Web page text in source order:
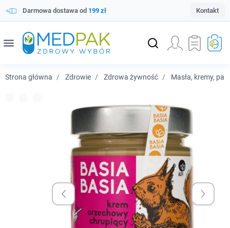
Darmowa dostawa od 199 zł Kontakt
menu
Strona główna Zdrowie Zdrowa żywność Masła, kremy,